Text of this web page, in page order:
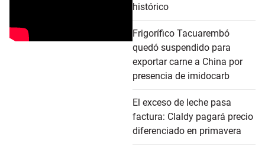
histórico
Frigorífico Tacuarembó
quedó suspendido para
exportar carne a China por
presencia de imidocarb
El exceso de leche pasa
factura: Claldy pagará precio
diferenciado en primavera